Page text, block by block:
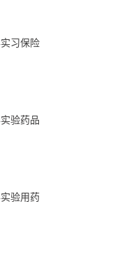
习保险
验药品
验用药